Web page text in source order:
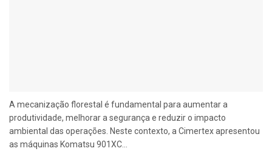
A mecanização florestal é fundamental para aumentar a
produtividade, melhorar a segurança e reduzir o impacto
ambiental das operações. Neste contexto, a Cimertex apresentou
as máquinas Komatsu 901XC...